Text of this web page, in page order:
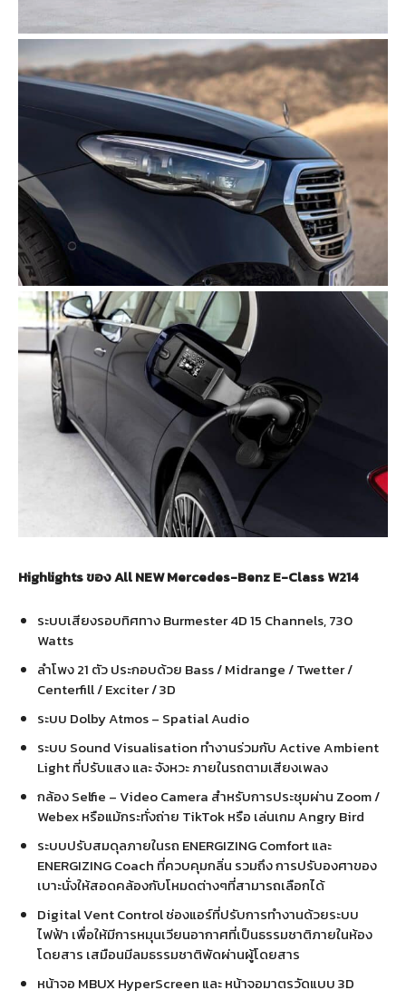
Highlights ของ All NEW Mercedes-Benz E-Class W214
ระบบเสียงรอบทิศทาง Burmester 4D 15 Channels, 730
Watts
ลำโพง 21 ตัว ประกอบด้วย Bass / Midrange / Twetter /
Centerfill / Exciter / 3D
ระบบ Dolby Atmos – Spatial Audio
ระบบ Sound Visualisation ทำงานร่วมกับ Active Ambient
Light ที่ปรับแสง และ จังหวะ ภายในรถตามเสียงเพลง
กล้อง Selfie – Video Camera สำหรับการประชุมผ่าน Zoom /
Webex หรือแม้กระทั่งถ่าย TikTok หรือ เล่นเกม Angry Bird
ระบบปรับสมดุลภายในรถ ENERGIZING Comfort และ
ENERGIZING Coach ที่ควบคุมกลิ่น รวมถึง การปรับองศาของ
เบาะนั่งให้สอดคล้องกับโหมดต่างๆที่สามารถเลือกได้
Digital Vent Control ช่องแอร์ที่ปรับการทำงานด้วยระบบ
ไฟฟ้า เพื่อให้มีการหมุนเวียนอากาศที่เป็นธรรมชาติภายในห้อง
โดยสาร เสมือนมีลมธรรมชาติพัดผ่านผู้โดยสาร
หน้าจอ MBUX HyperScreen และ หน้าจอมาตรวัดแบบ 3D